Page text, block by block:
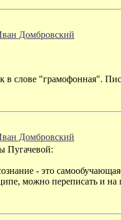
Домбровский
в слове "грамофонная".
Домбровский
Пугачевой:
- это
можно переписать и на